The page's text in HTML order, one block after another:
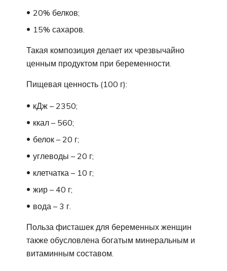
20% белков;
15% сахаров.
Такая композиция делает их чрезвычайно
ценным продуктом при беременности.
Пищевая ценность (100 г):
кДж – 2350;
ккал – 560;
белок – 20 г;
углеводы – 20 г;
клетчатка – 10 г;
жир – 40 г;
вода – 3 г.
Польза фисташек для беременных женщин
также обусловлена богатым минеральным и
витаминным составом.